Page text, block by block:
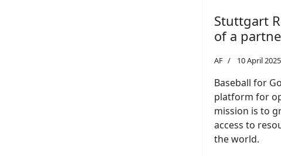
Stuttgart
of a
AF 10 April 2025
Baseball for
platform for
mission is to
access to
the world.